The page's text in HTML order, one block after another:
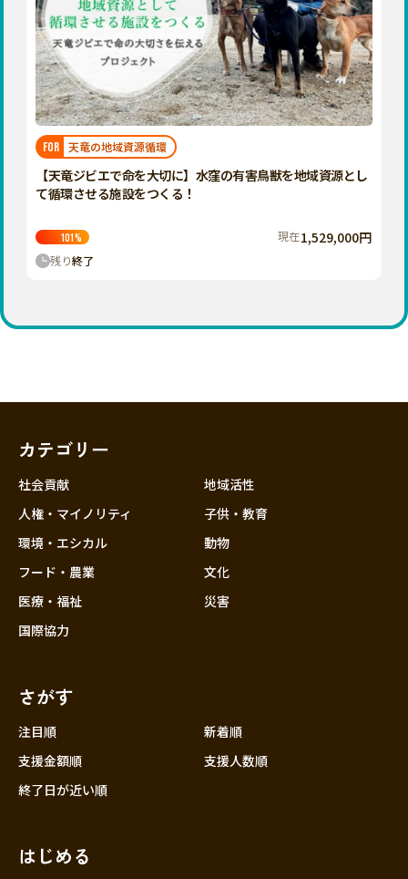
FOR 天竜の地域資源循環
【天竜ジビエで命を大切に】水窪の有害鳥獣を地域資源とし
て循環させる施設をつくる！
101% 現在1,529,000円
残り終了
カテゴリー
社会貢献
人権・マイノリティ
環境・エシカル
フード・農業
医療・福祉
国際協力
地域活性
子供・教育
動物
文化
災害
さがす
注目順
新着順
支援金額順
支援人数順
終了日が近い順
はじめる